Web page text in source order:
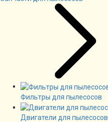
Фильтры для пылесосов
Двигатели для пылесосов